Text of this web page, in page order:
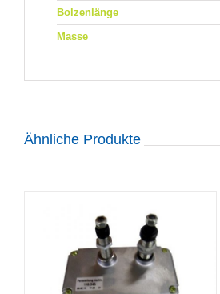
Bolzenlänge
Masse
Ähnliche Produkte